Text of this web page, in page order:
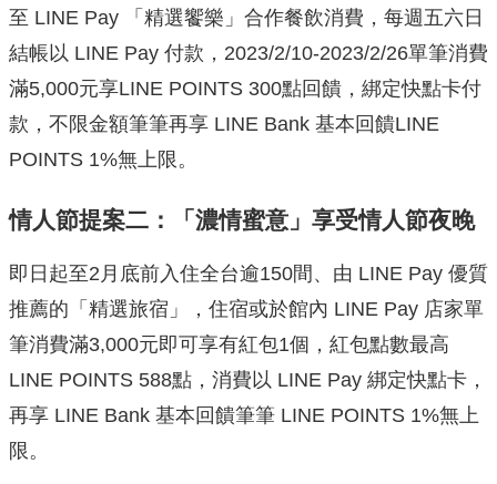
至 LINE Pay 「精選饗樂」合作餐飲消費，每週五六日
結帳以 LINE Pay 付款，2023/2/10-2023/2/26單筆消費
滿5,000元享LINE POINTS 300點回饋，綁定快點卡付
款，不限金額筆筆再享 LINE Bank 基本回饋LINE
POINTS 1%無上限。
情人節提案二：「濃情蜜意」享受情人節夜晚
即日起至2月底前入住全台逾150間、 由 LINE Pay 優質
推薦的「精選旅宿」，住宿或於館內 LINE Pay 店家單
筆消費滿3,000元即可享有紅包1個， 紅包點數最高
LINE POINTS 588點，消費以 LINE Pay 綁定快點卡，
再享 LINE Bank 基本回饋筆筆 LINE POINTS 1%無上
限。